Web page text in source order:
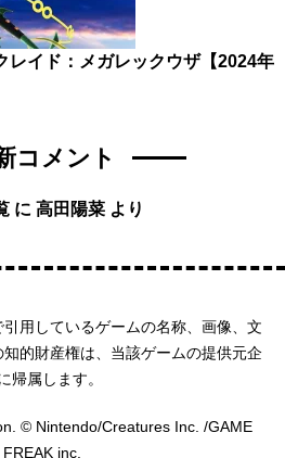
レイド：メガレックウザ【2024年
コメント
に 高田陽菜 より
用しているゲームの名称、画像、文
的財産権は、当該ゲームの提供元企
帰属します。
© Nintendo/Creatures Inc. /GAME
FREAK inc.